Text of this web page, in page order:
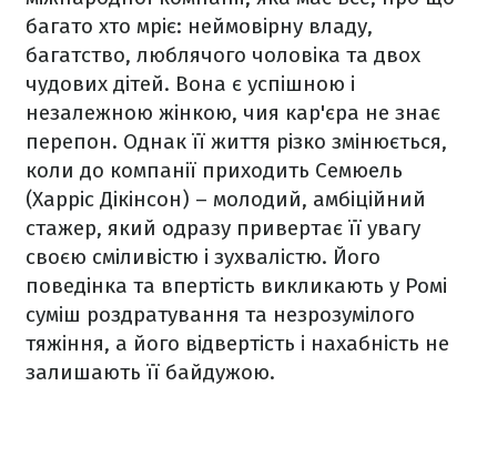
багато хто мріє: неймовірну владу,
багатство, люблячого чоловіка та двох
чудових дітей. Вона є успішною і
незалежною жінкою, чия кар'єра не знає
перепон. Однак її життя різко змінюється,
коли до компанії приходить Семюель
(Харріс Дікінсон) – молодий, амбіційний
стажер, який одразу привертає її увагу
своєю сміливістю і зухвалістю. Його
поведінка та впертість викликають у Ромі
суміш роздратування та незрозумілого
тяжіння, а його відвертість і нахабність не
залишають її байдужою.